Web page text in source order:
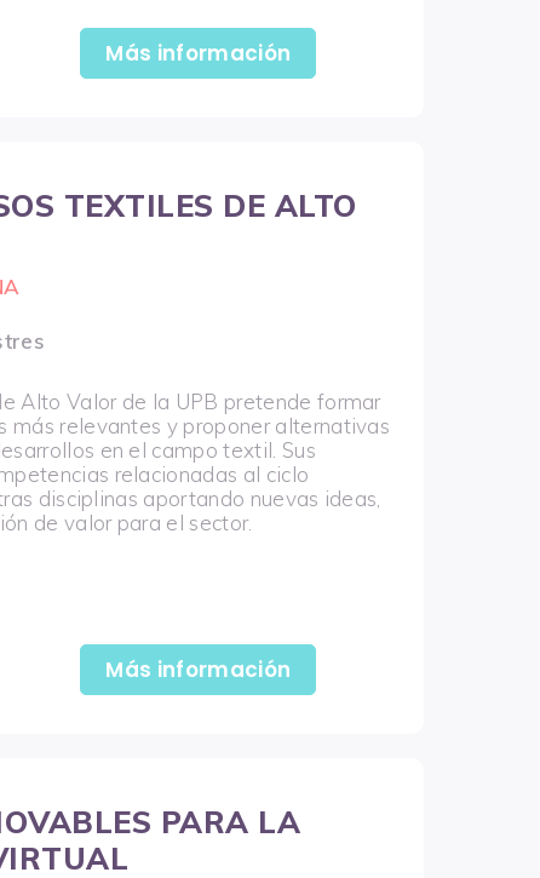
Más información
TEXTILES DE ALTO
Alto Valor de la UPB pretende formar
más relevantes y proponer alternativas
en el campo textil. Sus
relacionadas al ciclo
disciplinas aportando nuevas ideas,
de valor para el sector.
Más información
PARA LA